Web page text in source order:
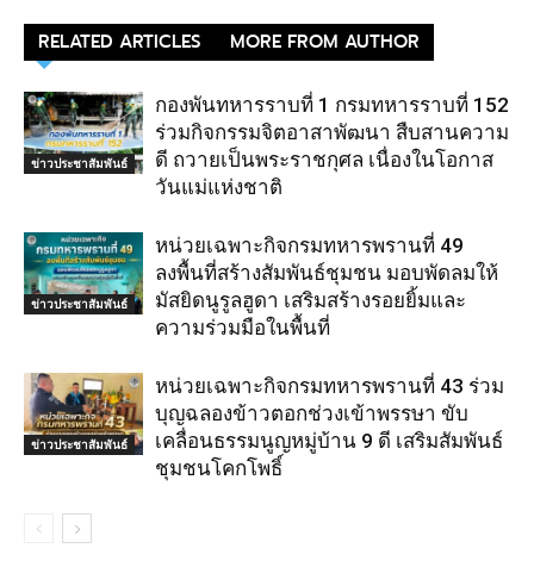
RELATED ARTICLES MORE FROM AUTHOR
ข่าวประชาสัมพันธ์
กองพันทหารราบที่ 1 กรมทหารราบที่ 152
ร่วมกิจกรรมจิตอาสาพัฒนา สืบสานความ
ดี ถวายเป็นพระราชกุศล เนื่องในโอกาส
วันแม่แห่งชาติ
ข่าวประชาสัมพันธ์
หน่วยเฉพาะกิจกรมทหารพรานที่ 49
ลงพื้นที่สร้างสัมพันธ์ชุมชน มอบพัดลมให้
มัสยิดนูรูลฮูดา เสริมสร้างรอยยิ้มและ
ความร่วมมือในพื้นที่
ข่าวประชาสัมพันธ์
หน่วยเฉพาะกิจกรมทหารพรานที่ 43 ร่วม
บุญฉลองข้าวตอกช่วงเข้าพรรษา ขับ
เคลื่อนธรรมนูญหมู่บ้าน 9 ดี เสริมสัมพันธ์
ชุมชนโคกโพธิ์